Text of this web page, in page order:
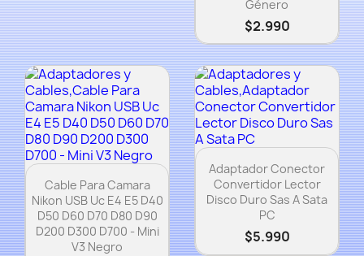
Género
$2.990
Vista rápida
Cable Para Camara
Nikon USB Uc E4 E5 D40
D50 D60 D70 D80 D90
D200 D300 D700 - Mini
V3 Negro
Vista rápida
Adaptador Conector
Convertidor Lector
Disco Duro Sas A Sata
PC
$5.990